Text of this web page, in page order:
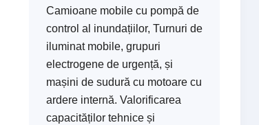
Camioane mobile cu pompă de
control al inundațiilor, Turnuri de
iluminat mobile, grupuri
electrogene de urgență, și
mașini de sudură cu motoare cu
ardere internă. Valorificarea
capacităților tehnice și